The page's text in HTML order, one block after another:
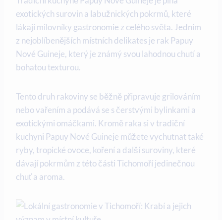
exotických surovin a labužnických pokrmů, které
lákají milovníky gastronomie z celého světa. Jedním
z nejoblíbenějších místních delikates je rak Papuy
Nové Guineje, který⁤ je známý svou lahodnou chutí a
bohatou texturou.
Tento druh rakoviny se běžně připravuje grilováním
nebo vařením a podává‌ se s čerstvými bylinkami a
exotickými omáčkami. Kromě raka si v tradiční
kuchyni Papuy Nové⁤ Guineje můžete vychutnat také
ryby, tropické ovoce, koření a další‍ suroviny, které
dávají pokrmům z této části Tichomoří jedinečnou
chuť a aroma.